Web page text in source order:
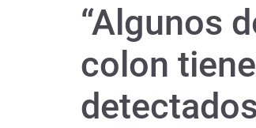
“Algunos
colon